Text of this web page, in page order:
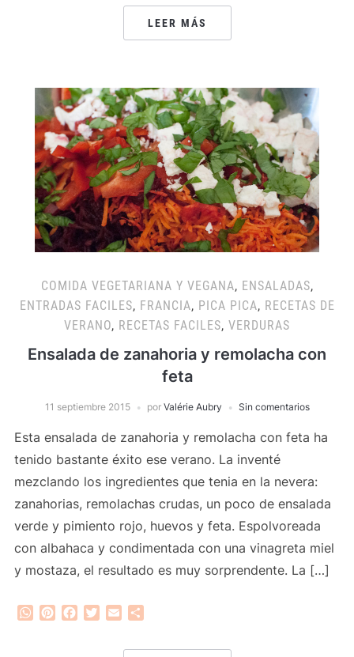
LEER MÁS
COMIDA VEGETARIANA Y VEGANA, ENSALADAS,
ENTRADAS FACILES, FRANCIA, PICA PICA, RECETAS DE
VERANO, RECETAS FACILES, VERDURAS
Ensalada de zanahoria y remolacha con
feta
11 septiembre 2015 por Valérie Aubry Sin comentarios
Esta ensalada de zanahoria y remolacha con feta ha
tenido bastante éxito ese verano. La inventé
mezclando los ingredientes que tenia en la nevera:
zanahorias, remolachas crudas, un poco de ensalada
verde y pimiento rojo, huevos y feta. Espolvoreada
con albahaca y condimentada con una vinagreta miel
y mostaza, el resultado es muy sorprendente. La […]
WhatsApp
PinterestFacebook
Twitter
Email